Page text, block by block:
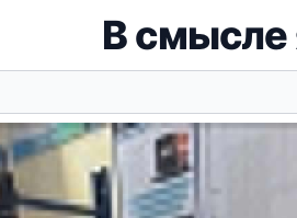
В смысле